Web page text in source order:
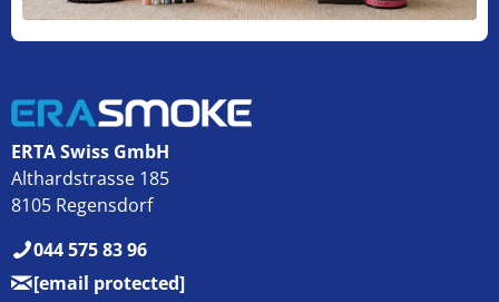
ERTA Swiss GmbH
Althardstrasse 185
8105 Regensdorf
044 575 83 96
[email protected]